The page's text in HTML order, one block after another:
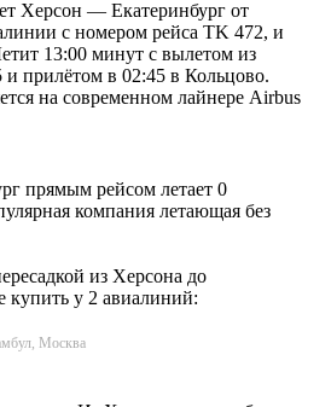
Херсон — Екатеринбург от
с номером рейса TK 472, и
13:00 минут с вылетом из
и прилётом в 02:45 в Кольцово.
на современном лайнере Airbus
прямым рейсом летает 0
компания летающая без
из Херсона до
купить у 2 авиалиний:
Москва